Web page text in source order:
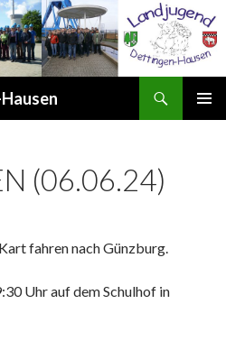
(06.06.24)
fahren nach Günzburg.
Uhr auf dem Schulhof in